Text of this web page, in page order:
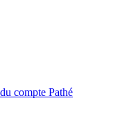
compte Pathé